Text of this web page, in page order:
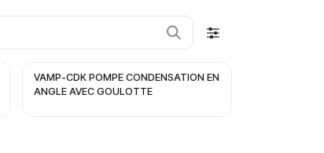
VAMP-CDK POMPE CONDENSATION EN
ANGLE AVEC GOULOTTE